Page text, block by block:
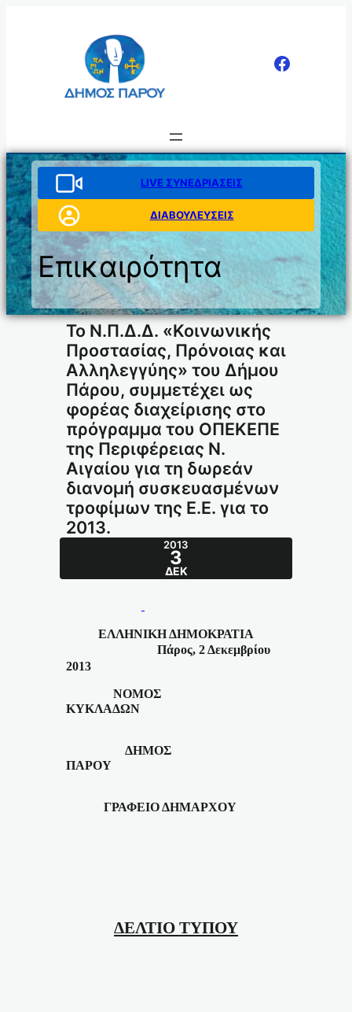
LIVE ΣΥΝΕΔΡΙΑΣΕΙΣ
ΔΙΑΒΟΥΛΕΥΣΕΙΣ
Επικαιρότητα
Το Ν.Π.Δ.Δ. «Κοινωνικής
Προστασίας, Πρόνοιας και
Αλληλεγγύης» του Δήμου
Πάρου, συμμετέχει ως
φορέας διαχείρισης στο
πρόγραμμα του ΟΠΕΚΕΠΕ
της Περιφέρειας Ν.
Αιγαίου για τη δωρεάν
διανομή συσκευασμένων
τροφίμων της Ε.Ε. για το
2013.
2013
3
ΔΕΚ
ΕΛΛΗΝΙΚΗΔΗΜΟΚΡΑΤΙΑ
Πάρος, 2 Δεκεμβρίου
2013
ΝΟΜΟΣ
ΚΥΚΛΑΔΩΝ
ΔΗΜΟΣ
ΠΑΡΟΥ
ΓΡΑΦΕΙΟ ΔΗΜΑΡΧΟΥ
ΔΕΛΤΙΟ ΤΥΠΟΥ